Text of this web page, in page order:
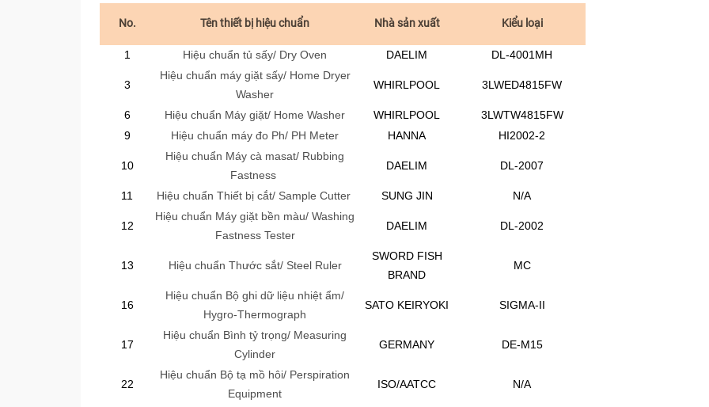
No. Tên thiết bị hiệu chuẩn Nhà sản xuất Kiểu loại
1 Hiệu chuẩn tủ sấy/ Dry Oven DAELIM DL-4001MH
3
Hiệu chuẩn máy giặt sấy/ Home Dryer
Washer
WHIRLPOOL 3LWED4815FW
6 Hiệu chuẩn Máy giặt/ Home Washer WHIRLPOOL
3LWTW4815FW
9
Hiệu chuẩn máy đo Ph/ PH Meter HANNA HI2002-2
10
Hiệu chuẩn Máy cà masat/ Rubbing
Fastness
DAELIM DL-2007
11 Hiệu chuẩn Thiết bị cắt/ Sample Cutter SUNG JIN N/A
12
Hiệu chuẩn Máy giặt bền màu/ Washing
Fastness Tester
DAELIM DL-2002
13 Hiệu chuẩn Thước sắt/ Steel Ruler
SWORD FISH
BRAND
MC
16
Hiệu chuẩn Bộ ghi dữ liệu nhiệt ẩm/
Hygro-Thermograph
SATO KEIRYOKI SIGMA-II
17
Hiệu chuẩn Bình tỷ trọng/ Measuring
Cylinder
GERMANY DE-M15
22
Hiệu chuẩn Bộ tạ mồ hôi/ Perspiration
Equipment
ISO/AATCC N/A